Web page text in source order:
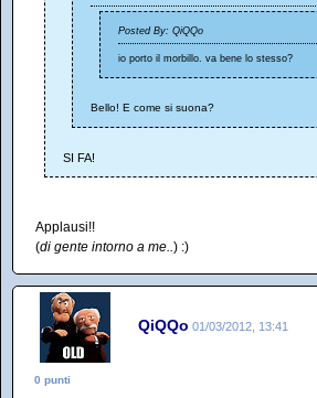
Posted By: QiQQo
io porto il morbillo. va bene lo stesso?
Bello! E come si suona?
SI FA!
Applausi!!
(di gente intorno a me..) :)
QiQQo 01/03/2012, 13:41
0 punti